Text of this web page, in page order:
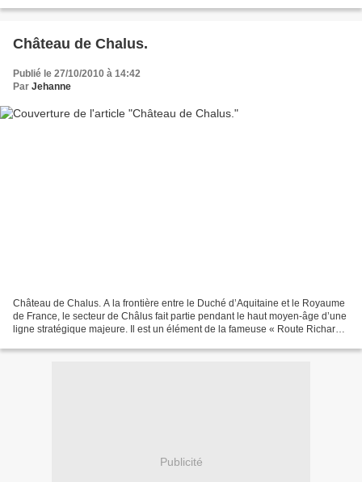
Château de Chalus.
Publié le 27/10/2010 à 14:42
Par Jehanne
Château de Chalus. A la frontière entre le Duché d’Aquitaine et le Royaume
de France, le secteur de Châlus fait partie pendant le haut moyen-âge d’une
ligne stratégique majeure. Il est un élément de la fameuse « Route Richard
Publicité